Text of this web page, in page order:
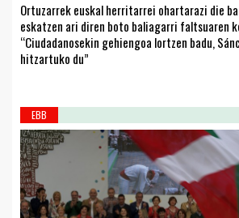
Ortuzarrek euskal herritarrei ohartarazi die
eskatzen ari diren boto baliagarri faltsuaren
“Ciudadanosekin gehiengoa lortzen badu,
hitzartuko du”
EBB